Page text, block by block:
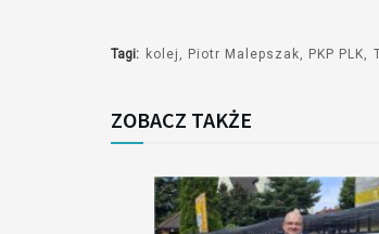
Tagi: kolej Piotr Malepszak PKP PLK
ZOBACZ TAKŻE